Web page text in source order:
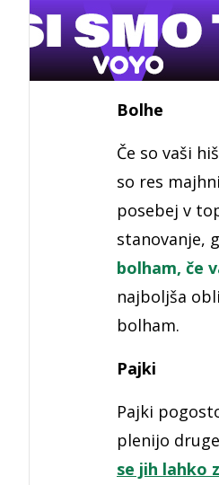
Bolhe
Če so vaši
so res
posebej v
stanovanje,
bolham, če
najboljša
bolham.
Pajki
Pajki
plenijo
se jih lahko